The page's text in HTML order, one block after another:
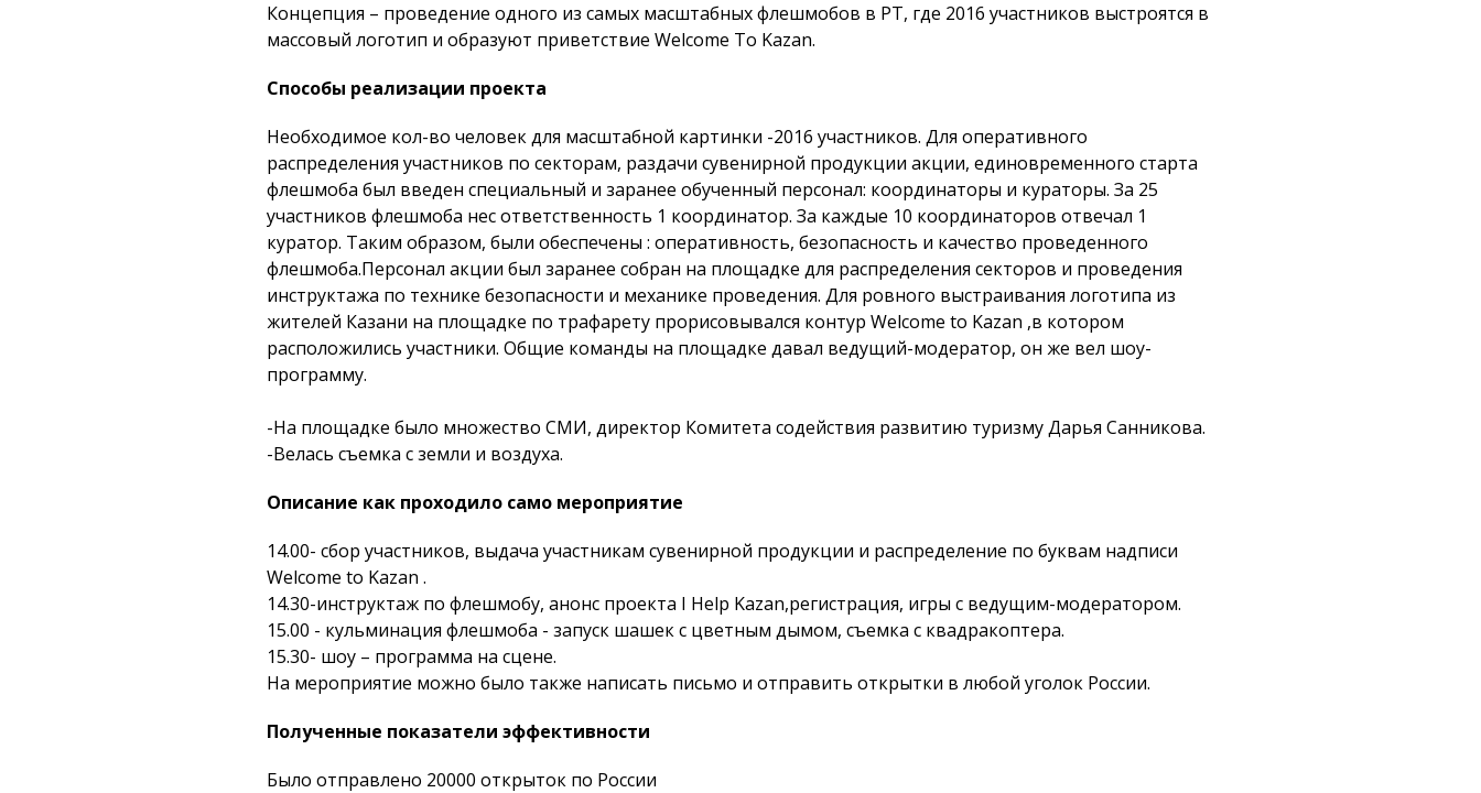
Концепция – проведение одного из самых масштабных флешмобов в РТ, где 2016 участников выстроятся в
массовый логотип и образуют приветствие Welcome To Kazan.
Cпособы реализации проекта
Необходимое кол-во человек для масштабной картинки -2016 участников. Для оперативного
распределения участников по секторам, раздачи сувенирной продукции акции, единовременного старта
флешмоба был введен специальный и заранее обученный персонал: координаторы и кураторы. За 25
участников флешмоба нес ответственность 1 координатор. За каждые 10 координаторов отвечал 1
куратор. Таким образом, были обеспечены : оперативность, безопасность и качество проведенного
флешмоба.Персонал акции был заранее собран на площадке для распределения секторов и проведения
инструктажа по технике безопасности и механике проведения. Для ровного выстраивания логотипа из
жителей Казани на площадке по трафарету прорисовывался контур Welcome to Kazan ,в котором
расположились участники. Общие команды на площадке давал ведущий-модератор, он же вел шоу-
программу.
-На площадке было множество СМИ, директор Комитета содействия развитию туризму Дарья Санникова.
-Велась съемка с земли и воздуха.
Описание как проходило само мероприятие
14.00- сбор участников, выдача участникам сувенирной продукции и распределение по буквам надписи
Welcome to Kazan .
14.30-инструктаж по флешмобу, анонс проекта I Help Kazan,регистрация, игры с ведущим-модератором.
15.00 - кульминация флешмоба - запуск шашек с цветным дымом, съемка с квадракоптера.
15.30- шоу – программа на сцене.
На мероприятие можно было также написать письмо и отправить открытки в любой уголок России.
Полученные показатели эффективности
Было отправлено 20000 открыток по России